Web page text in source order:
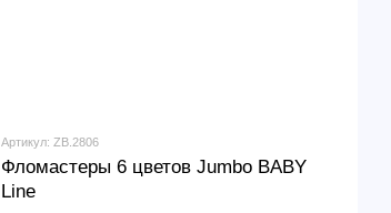
Артикул: ZB.2806
Фломастеры 6 цветов Jumbo BABY
Line